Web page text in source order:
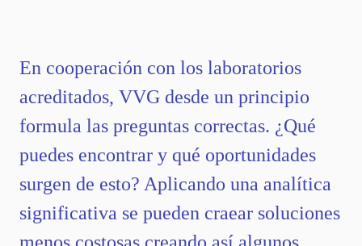
En cooperación con los laboratorios
acreditados, VVG desde un principio
formula las preguntas correctas. ¿Qué
puedes encontrar y qué oportunidades
surgen de esto? Aplicando una analítica
significativa se pueden craear soluciones